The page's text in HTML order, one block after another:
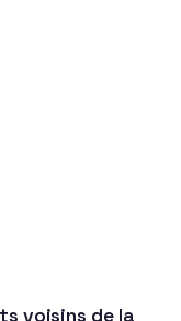
voisins de la